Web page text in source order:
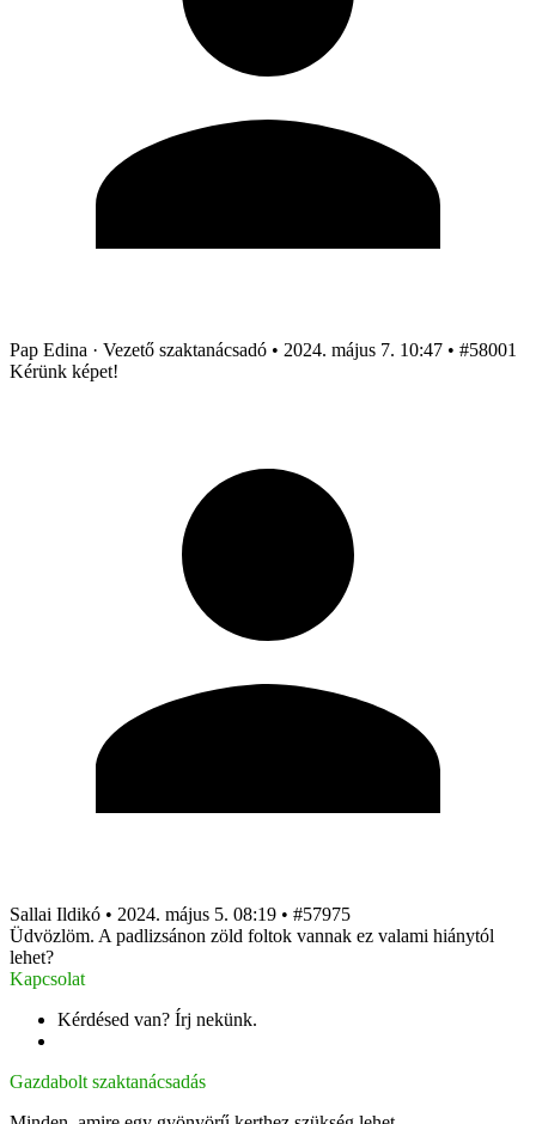
Pap Edina · Vezető szaktanácsadó • 2024. május 7. 10:47 • #58001
Kérünk képet!
Sallai Ildikó • 2024. május 5. 08:19 • #57975
Üdvözlöm. A padlizsánon zöld foltok vannak ez valami hiánytól
lehet?
Kapcsolat
Kérdésed van? Írj nekünk.
Gazdabolt szaktanácsadás